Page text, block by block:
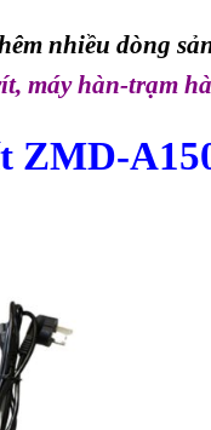
nhiều dòng
, máy hàn-trạm
ZMD-